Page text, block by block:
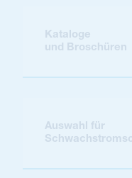
Kataloge
und Broschüren
Auswahl für